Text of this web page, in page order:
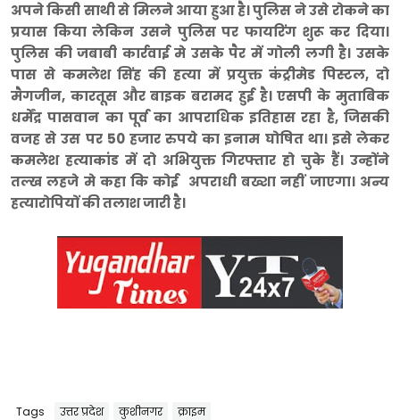
अपने किसी साथी से मिलने आया हुआ है। पुलिस ने उसे रोकने का
प्रयास किया लेकिन उसने पुलिस पर फायरिंग शुरू कर दिया।
पुलिस की जबाबी कार्रवाई मे उसके पैर में गोली लगी है। उसके
पास से कमलेश सिंह की हत्या में प्रयुक्त कंट्रीमेड पिस्टल, दो
मैगजीन, कारतूस और बाइक बरामद हुई है। एसपी के मुताबिक
धर्मेंद्र पासवान का पूर्व का आपराधिक इतिहास रहा है, जिसकी
वजह से उस पर 50 हजार रुपये का इनाम घोषित था। इसे लेकर
कमलेश हत्याकांड में दो अभियुक्त गिरफ्तार हो चुके हैं। उन्होंने
तल्ख लहजे मे कहा कि कोई अपराधी बख्शा नहीं जाएगा। अन्य
हत्यारोपियों की तलाश जारी है।
Tags उत्तर प्रदेश कुशीनगर क्राइम